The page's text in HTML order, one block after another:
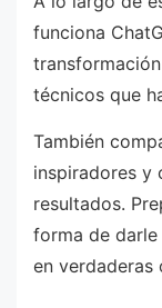
funciona
técnicos que
También
inspiradores y
resultados.
forma de
en verdaderas